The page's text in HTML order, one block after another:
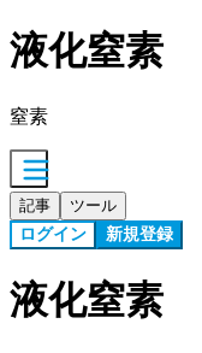
液化窒素
窒素
記事 ツール
ログイン 新規登録
液化窒素